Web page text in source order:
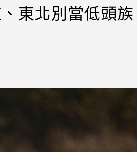
東北別當低頭